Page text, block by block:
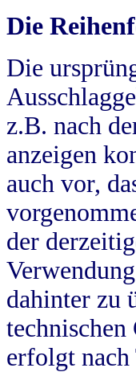
Die
Die
z.B. nach
anzeigen
auch vor,
der
dahinter zu
erfolgt nach